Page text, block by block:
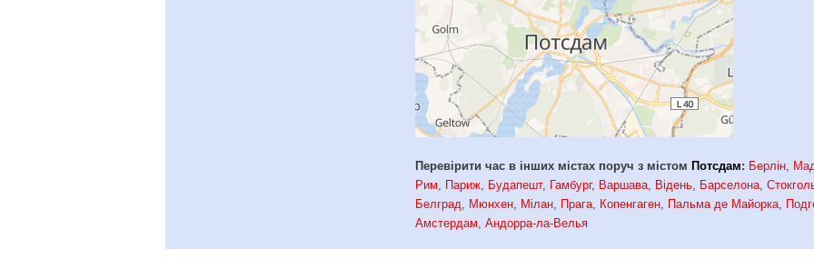
Перевірити час в інших містах поруч з містом Потсдам: Берлін,
Рим, Париж, Будапешт, Гамбург, Варшава, Відень, Барселона,
Белград, Мюнхен, Мілан, Прага, Копенгаген, Пальма де Майорка,
Амстердам,Андорра-ла-Велья